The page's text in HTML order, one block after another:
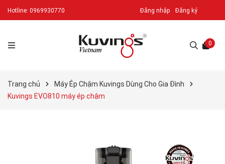
Hotline: 0969930770 Đăng nhập Đăng ký
0
Trang chủ
Máy Ép Chậm Kuvings Dùng Cho Gia Đình
Kuvings EVO810 máy ép chậm